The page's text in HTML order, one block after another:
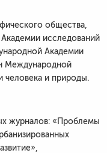
общества,
исследований
Академии
Международной
человека и природы.
журналов: «Проблемы